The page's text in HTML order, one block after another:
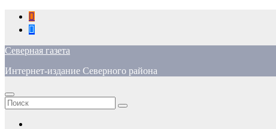
Перейти
содержимому
Северная газета
Интернет-издание Северного района